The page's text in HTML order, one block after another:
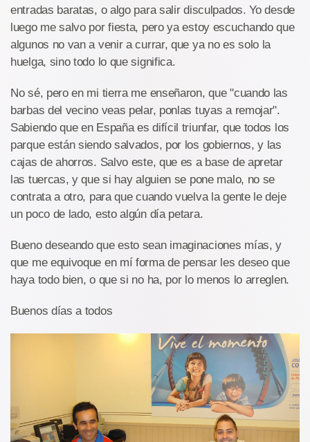
entradas baratas, o algo para salir disculpados. Yo desde
luego me salvo por fiesta, pero ya estoy escuchando que
algunos no van a venir a currar, que ya no es solo la
huelga, sino todo lo que significa.
No sé, pero en mi tierra me enseñaron, que "cuando las
barbas del vecino veas pelar, ponlas tuyas a remojar".
Sabiendo que en España es difícil triunfar, que todos los
parque están siendo salvados, por los gobiernos, y las
cajas de ahorros. Salvo este, que es a base de apretar
las tuercas, y que si hay alguien se pone malo, no se
contrata a otro, para que cuando vuelva la gente le deje
un poco de lado, esto algún día petara.
Bueno deseando que esto sean imaginaciones mías, y
que me equivoque en mí forma de pensar les deseo que
haya todo bien, o que si no ha, por lo menos lo arreglen.
Buenos días a todos